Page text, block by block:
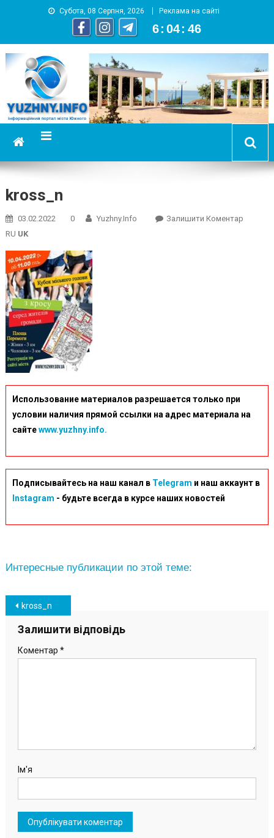
Субота, 08 Серпня, 2026 Реклама на сайті
6 : 04 : 46
YUZHNY.INFO
информационный портал города Южный
kross_n
03.02.2022 0 Yuzhny.info Залишити КоментарOn
RU UK
Использование материалов разрешается только при
условии наличия прямой ссылки на адрес материала на
сайтеwww.yuzhny.info.
Подписывайтесь на наш канал в Telegram и наш аккаунт в
Instagram - будьте всегда в курсе наших новостей
Интересные публикации по этой теме:
Навігація
записів
kross_n
Залишити відповідь
Коментар *
Ім'я